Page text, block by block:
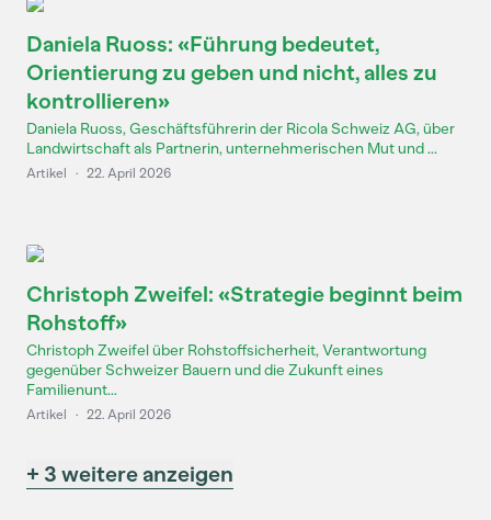
Daniela Ruoss: «Führung bedeutet,
Orientierung zu geben und nicht, alles zu
kontrollieren»
Daniela Ruoss, Geschäftsführerin der Ricola Schweiz AG, über
Landwirtschaft als Partnerin, unternehmerischen Mut und ...
Artikel · 22. April 2026
Christoph Zweifel: «Strategie beginnt beim
Rohstoff»
Christoph Zweifel über Rohstoffsicherheit, Verantwortung
gegenüber Schweizer Bauern und die Zukunft eines
Familienunt...
Artikel · 22. April 2026
+ 3 weitere anzeigen